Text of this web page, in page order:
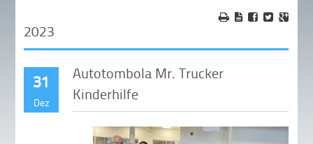
2023
31
Dez
Autotombola Mr. Trucker
Kinderhilfe